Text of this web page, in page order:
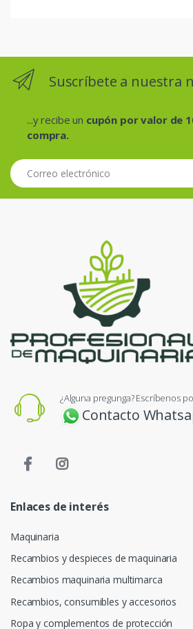
Suscríbete a nuestra
...y recibe un cupón por valor de
compra.
Correo electrónico
¿Alguna pregunga? Escríbenos
Contacto
Enlaces de interés
Maquinaria
Recambios y despieces de maquinaria
Recambios maquinaria multimarca
Recambios, consumibles y accesorios
Ropa y complementos de protección